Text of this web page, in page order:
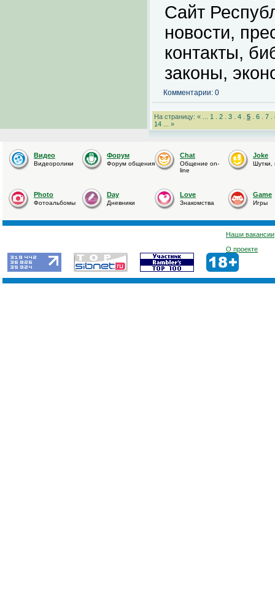
Сайт
новости,
контакты,
законы,
Комментарии: 0
На страницу: « ... 1 2 3 4 5 6 7
14 ... »
Видео
Видеоролики
Форум
Форум общения
Chat
Общение on-
line
Joke
Шутки,
Photo
Фотоальбомы
Day
Дневники
Love
Знакомства
Game
Игры
Наши вакансии
О проекте